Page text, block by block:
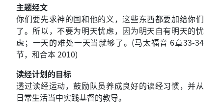
主题经文
你们要先求神的国和他的义，这些东西都要加给你们
了。所以，不要为明天忧虑，因为明天自有明天的忧
虑；一天的难处一天当就够了。(马太福音 6章33-34
节，和合本 2010)
读经计划的目标
透过读经运动，鼓励队员养成良好的读经习惯，并从
日常生活当中实践基督的教导。